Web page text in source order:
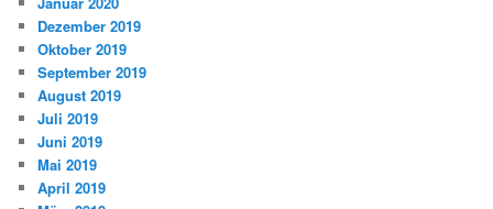
Dezember 2019
Oktober 2019
September 2019
August 2019
Juli 2019
Juni 2019
Mai 2019
April 2019